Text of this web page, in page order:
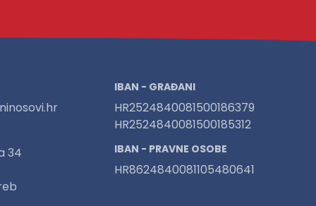
34
IBAN - GRAĐANI
HR2524840081500186379
HR2524840081500185312
IBAN - PRAVNE OSOBE
HR8624840081105480641